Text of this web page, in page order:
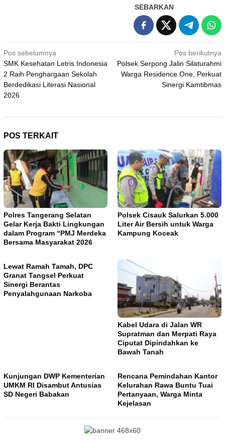
SEBARKAN
Navigasi
pos
Pos sebelumnya
SMK Kesehatan Letris Indonesia
2 Raih Penghargaan Sekolah
Berdedikasi Literasi Nasional
2026
Pos berikutnya
Polsek Serpong Jalin Silaturahmi
Warga Residence One, Perkuat
Sinergi Kamtibmas
POS TERKAIT
Polres Tangerang Selatan
Gelar Kerja Bakti Lingkungan
dalam Program “PMJ Merdeka
Bersama Masyarakat 2026
Polsek Cisauk Salurkan 5.000
Liter Air Bersih untuk Warga
Kampung Koceak
Lewat Ramah Tamah, DPC
Granat Tangsel Perkuat
Sinergi Berantas
Penyalahgunaan Narkoba
Kabel Udara di Jalan WR
Supratman dan Merpati Raya
Ciputat Dipindahkan ke
Bawah Tanah
Kunjungan DWP Kementerian
UMKM RI Disambut Antusias
SD Negeri Babakan
Rencana Pemindahan Kantor
Kelurahan Rawa Buntu Tuai
Pertanyaan, Warga Minta
Kejelasan